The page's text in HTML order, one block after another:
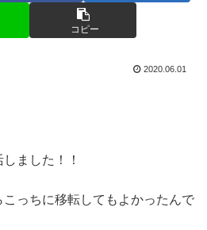
コピー
2020.06.01
ました！！
っちに移転してもよかったんで